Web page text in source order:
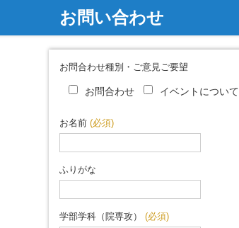
お問い合わせ
お問合わせ種別・ご意見ご要望
お問合わせ イベントについて
お名前 (必須)
ふりがな
学部学科（院専攻） (必須)